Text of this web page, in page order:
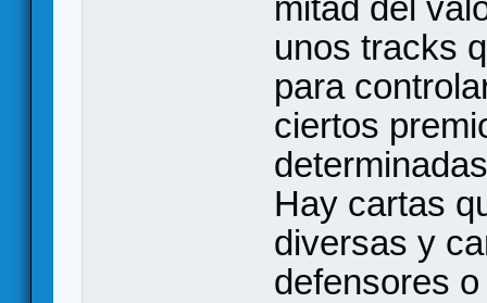
unos tracks
para
ciertos
Hay cartas
diversas y
defensores